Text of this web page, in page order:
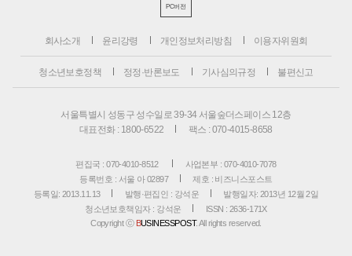
PC버전
회사소개 윤리강령 개인정보처리방침 이용자위원회
청소년보호정책 정정·반론보도 기사심의규정 불편신고
서울특별시 성동구 성수일로 39-34 서울숲더스페이스 12층
대표전화 : 1800-6522
팩스 : 070-4015-8658
편집국 : 070-4010-8512
사업본부 : 070-4010-7078
등록번호 : 서울 아 02897
제호 : 비즈니스포스트
등록일: 2013.11.13
발행·편집인 : 강석운
발행일자: 2013년 12월 2일
청소년보호책임자 : 강석운
ISSN : 2636-171X
Copyright ⓒ BUSINESSPOST. All rights reserved.